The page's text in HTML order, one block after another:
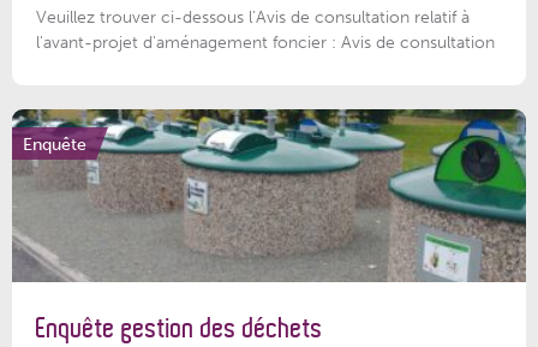
Veuillez trouver ci-dessous l’Avis de consultation relatif à
l'avant-projet d'aménagement foncier : Avis de consultation
Enquête
Enquête gestion des déchets